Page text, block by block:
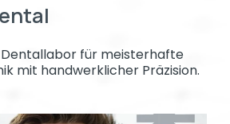
für meisterhafte
mit handwerklicher Präzision.